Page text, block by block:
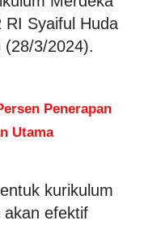
RI Syaiful Huda
(28/3/2024).
Penerapan
Utama
kurikulum
akan efektif